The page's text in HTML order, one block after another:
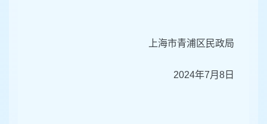
上海市青浦区民政局
2024年7月8日